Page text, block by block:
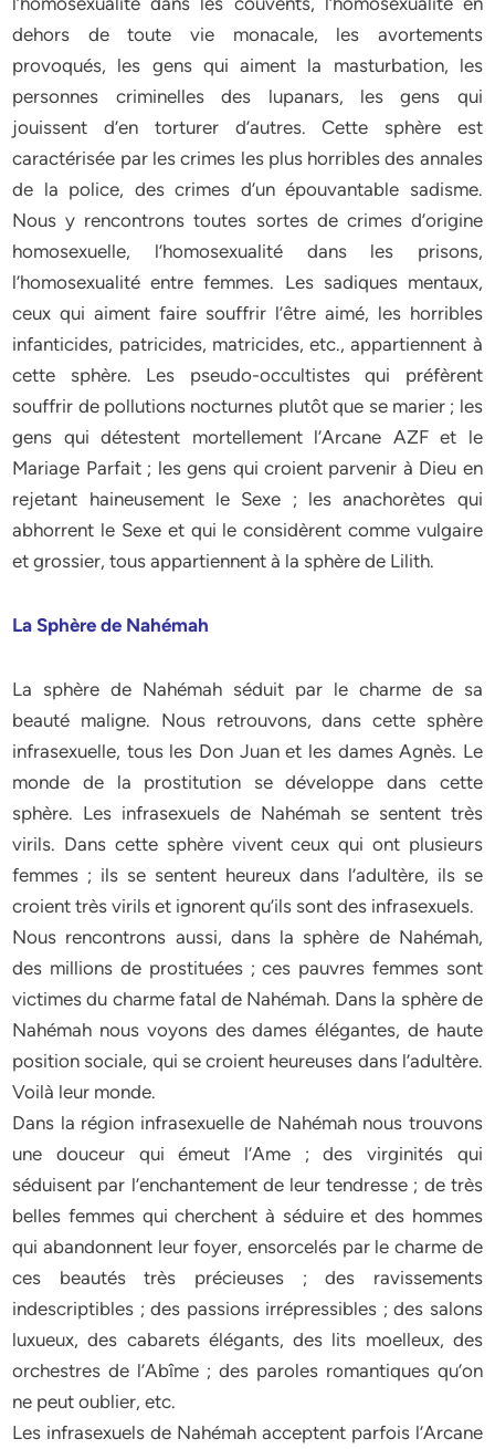
dehors de toute vie monacale, les avortements
provoqués, les gens qui aiment la masturbation, les
personnes criminelles des lupanars, les gens qui
jouissent d’en torturer d’autres. Cette sphère est
caractérisée par les crimes les plus horribles des annales
de la police, des crimes d’un épouvantable sadisme.
Nous y rencontrons toutes sortes de crimes d’origine
homosexuelle, l’homosexualité dans les prisons,
l’homosexualité entre femmes. Les sadiques mentaux,
ceux qui aiment faire souffrir l’être aimé, les horribles
infanticides, patricides, matricides, etc., appartiennent à
cette sphère. Les pseudo-occultistes qui préfèrent
souffrir de pollutions nocturnes plutôt que se marier ; les
gens qui détestent mortellement l’Arcane AZF et le
Mariage Parfait ; les gens qui croient parvenir à Dieu en
rejetant haineusement le Sexe ; les anachorètes qui
abhorrent le Sexe et qui le considèrent comme vulgaire
et grossier, tous appartiennent à la sphère de Lilith.
La Sphère de Nahémah
La sphère de Nahémah séduit par le charme de sa
beauté maligne. Nous retrouvons, dans cette sphère
infrasexuelle, tous les Don Juan et les dames Agnès. Le
monde de la prostitution se développe dans cette
sphère. Les infrasexuels de Nahémah se sentent très
virils. Dans cette sphère vivent ceux qui ont plusieurs
femmes ; ils se sentent heureux dans l’adultère, ils se
croient très virils et ignorent qu’ils sont des infrasexuels.
Nous rencontrons aussi, dans la sphère de Nahémah,
des millions de prostituées ; ces pauvres femmes sont
victimes du charme fatal de Nahémah. Dans la sphère de
Nahémah nous voyons des dames élégantes, de haute
position sociale, qui se croient heureuses dans l’adultère.
Voilà leur monde.
Dans la région infrasexuelle de Nahémah nous trouvons
une douceur qui émeut l’Ame ; des virginités qui
séduisent par l’enchantement de leur tendresse ; de très
belles femmes qui cherchent à séduire et des hommes
qui abandonnent leur foyer, ensorcelés par le charme de
ces beautés très précieuses ; des ravissements
indescriptibles ; des passions irrépressibles ; des salons
luxueux, des cabarets élégants, des lits moelleux, des
orchestres de l’Abîme ; des paroles romantiques qu’on
ne peut oublier, etc.
Les infrasexuels de Nahémah acceptent parfois l’Arcane